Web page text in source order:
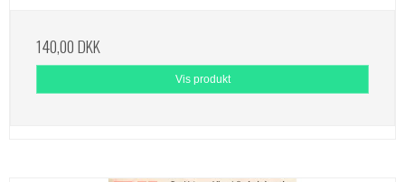
140,00 DKK
Vis produkt